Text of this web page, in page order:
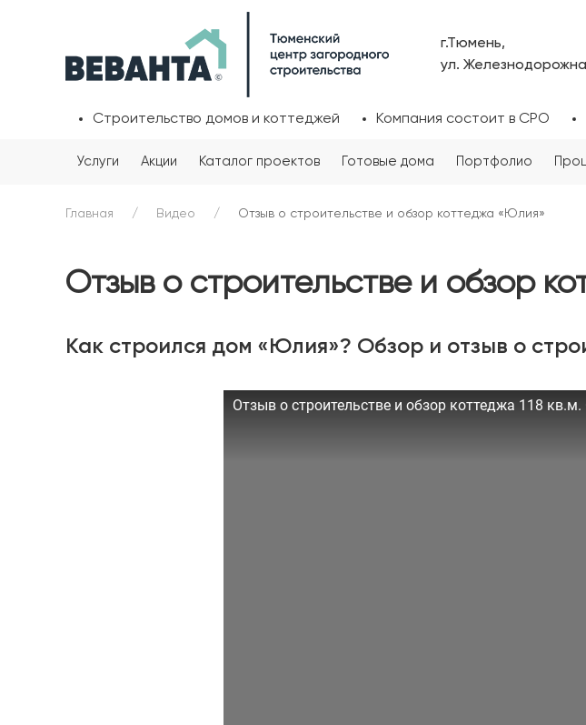
г.Тюмень,
ул.
Строительство домов и коттеджей Компания состоит в СРО
Услуги Акции Каталог проектов Готовые дома Портфолио
Главная Видео Отзыв о строительстве и обзор коттеджа «Юлия»
Отзыв о строительстве и обзор
Как строился дом «Юлия»? Обзор и отзыв о
Отзыв о строительстве и обзор коттеджа 118